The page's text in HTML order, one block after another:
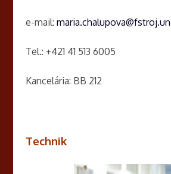
e-mail:
Tel.: +421 41 513 6005
Kancelária: BB 212
Technik